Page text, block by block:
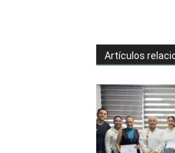
Artículos